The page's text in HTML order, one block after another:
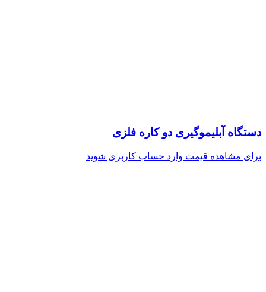
دستگاه آبلیموگیری دو کاره فلزی
برای مشاهده قیمت وارد حساب کاربری شوید